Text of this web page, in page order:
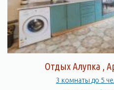
Отдых Алупка ,
3 комнаты до 5